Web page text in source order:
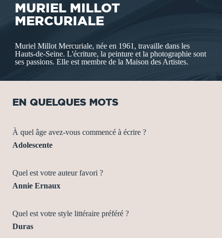
MURIEL MILLOT
MERCURIALE
Muriel Millot Mercuriale, née en 1961, travaille dans les
Hauts-de-Seine. L'écriture, la peinture et la photographie sont
ses passions. Elle est membre de la Maison des Artistes.
EN QUELQUES MOTS
À quel âge avez-vous commencé à écrire ?
Adolescente
Quel est votre auteur favori ?
Annie Ernaux
Quel est votre style littéraire préféré ?
Duras